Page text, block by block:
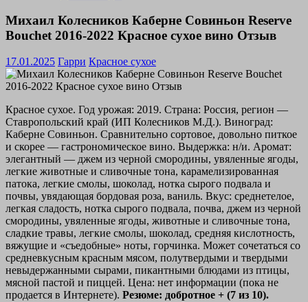
Михаил Колесников Каберне Совиньон Reserve
Bouchet 2016-2022 Красное сухое вино Отзыв
17.01.2025 Гарри Красное сухое
Красное сухое. Год урожая: 2019. Страна: Россия, регион —
Ставропольский край (ИП Колесников М.Д.). Виноград:
Каберне Совиньон. Сравнительно сортовое, довольно питкое
и скорее — гастрономическое вино. Выдержка: н/и. Аромат:
элегантный — джем из черной смородины, увяленные ягоды,
легкие животные и сливочные тона, карамелизированная
патока, легкие смолы, шоколад, нотка сырого подвала и
почвы, увядающая бордовая роза, ваниль. Вкус: среднетелое,
легкая сладость, нотка сырого подвала, почва, джем из черной
смородины, увяленные ягоды, животные и сливочные тона,
сладкие травы, легкие смолы, шоколад, средняя кислотность,
вяжущие и «съедобные» ноты, горчинка. Может сочетаться со
средневкусным красным мясом, полутвердыми и твердыми
невыдержанными сырами, пикантными блюдами из птицы,
мясной пастой и пиццей. Цена: нет информации (пока не
продается в Интернете). Резюме: добротное + (7 из 10).